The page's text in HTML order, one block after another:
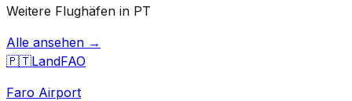
Weitere Flughäfen in PT
Alle ansehen →
🇵🇹LandFAO
Faro Airport